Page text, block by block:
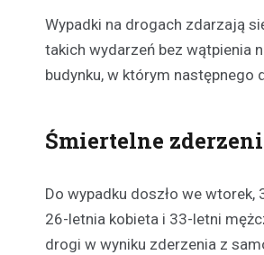
Wypadki na drogach zdarzają
takich wydarzeń bez wątpienia
budynku, w którym następnego
Śmiertelne
Do wypadku doszło we wtorek,
26-letnia kobieta i 33-letni
drogi w wyniku zderzenia z